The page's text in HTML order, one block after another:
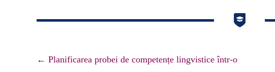
Navigare
← Planificarea probei de competențe lingvistice într-o